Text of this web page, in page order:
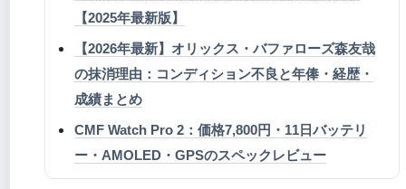
【2025年最新版】
【2026年最新】オリックス・バファローズ森友哉
の抹消理由：コンディション不良と年俸・経歴・
成績まとめ
CMF Watch Pro 2：価格7,800円・11日バッテリ
ー・AMOLED・GPSのスペックレビュー